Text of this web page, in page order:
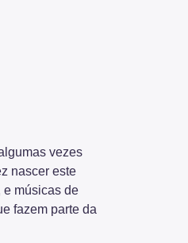
vezes
nascer este
e músicas de
fazem parte da